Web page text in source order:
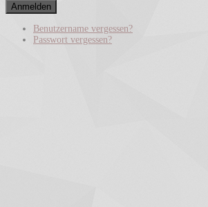
Anmelden
Benutzername vergessen?
Passwort vergessen?